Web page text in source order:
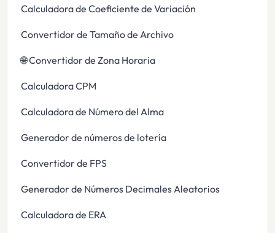
Calculadora de Coeficiente de Variación
Convertidor de Tamaño de Archivo
🌐 Convertidor de Zona Horaria
Calculadora CPM
Calculadora de Número del Alma
Generador de números de lotería
Convertidor de FPS
Generador de Números Decimales Aleatorios
Calculadora de ERA